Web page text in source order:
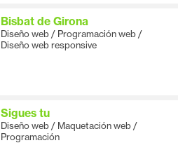
Bisbat de Girona
Diseño web / Programación web /
Diseño web responsive
Sigues tu
Diseño web / Maquetación web /
Programación